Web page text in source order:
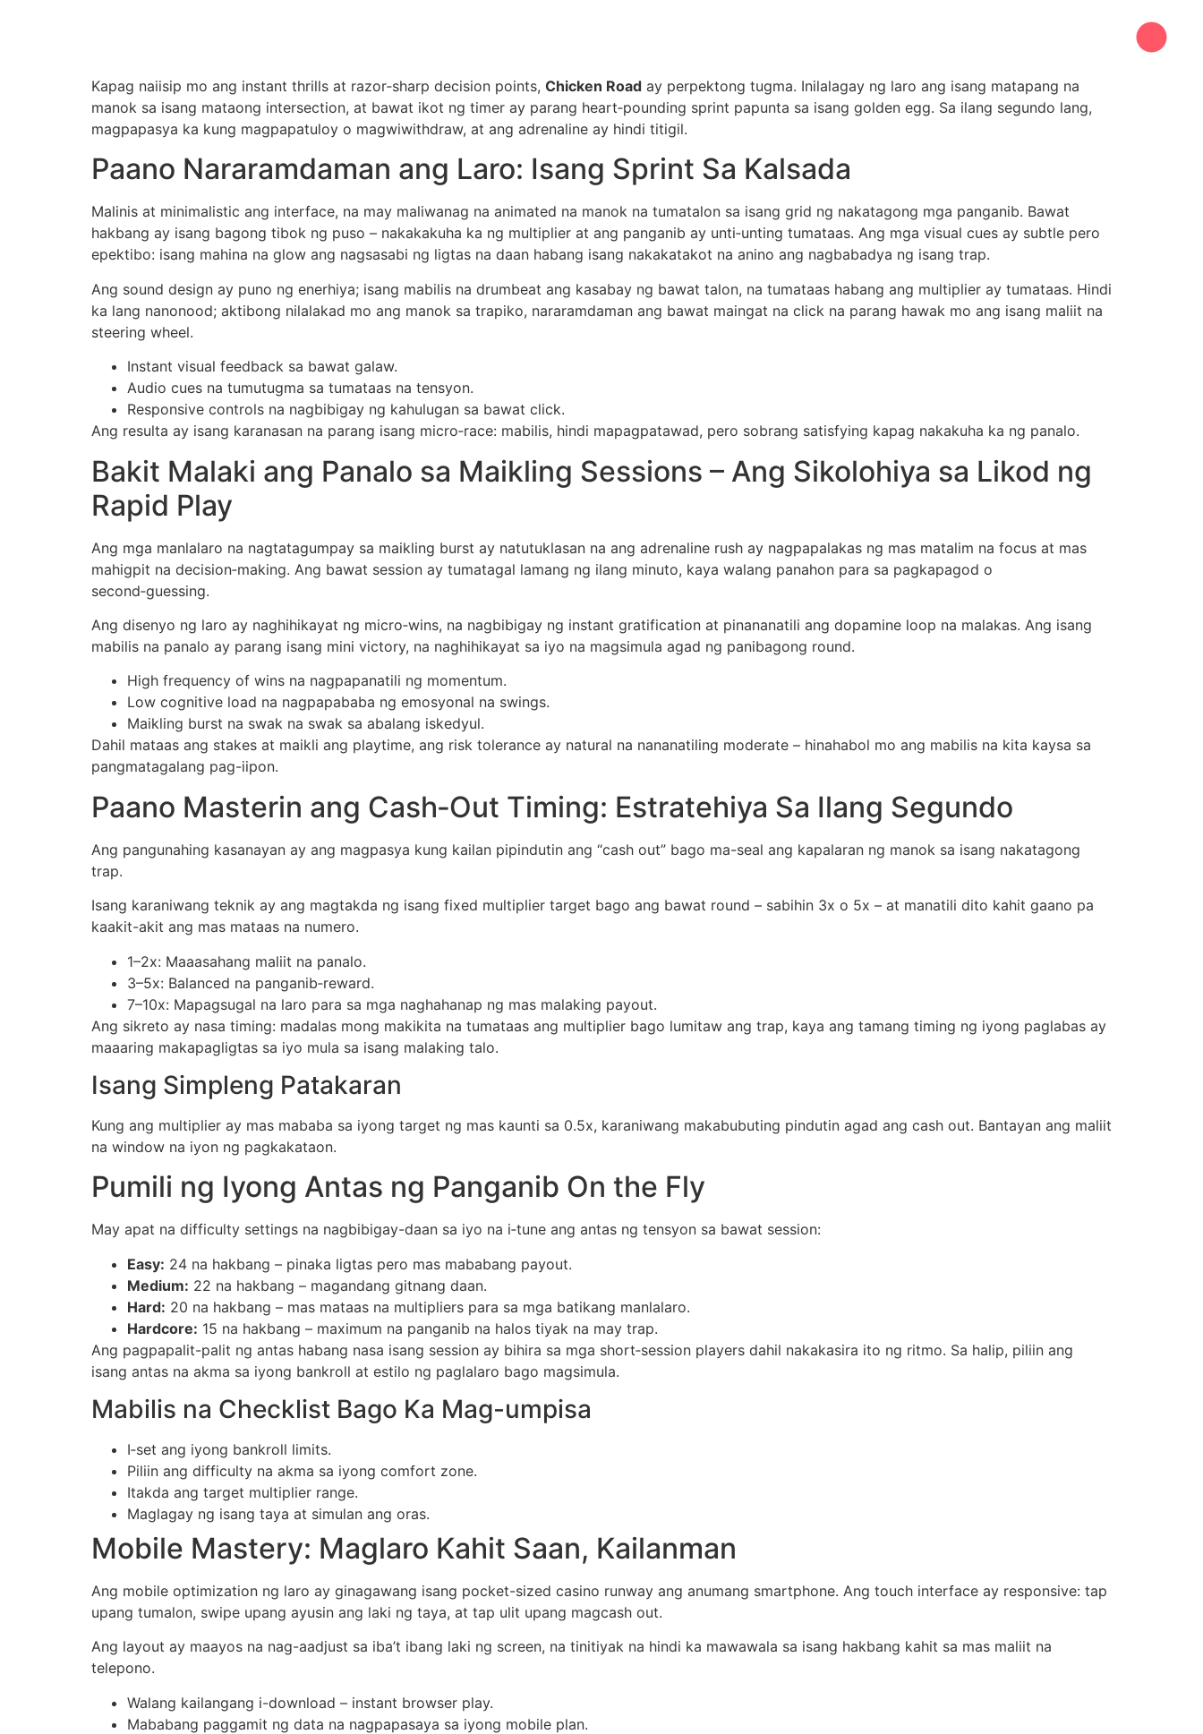
Kapag naiisip mo ang instant thrills at razor‑sharp decision points, Chicken Road ay perpektong tugma. Inilalagay ng laro ang isang matapang na
manok sa isang mataong intersection, at bawat ikot ng timer ay parang heart‑pounding sprint papunta sa isang golden egg. Sa ilang segundo lang,
magpapasya ka kung magpapatuloy o magwiwithdraw, at ang adrenaline ay hindi titigil.
Paano Nararamdaman ang Laro: Isang Sprint Sa Kalsada
Malinis at minimalistic ang interface, na may maliwanag na animated na manok na tumatalon sa isang grid ng nakatagong mga panganib. Bawat
hakbang ay isang bagong tibok ng puso – nakakakuha ka ng multiplier at ang panganib ay unti‑unting tumataas. Ang mga visual cues ay subtle pero
epektibo: isang mahina na glow ang nagsasabi ng ligtas na daan habang isang nakakatakot na anino ang nagbabadya ng isang trap.
Ang sound design ay puno ng enerhiya; isang mabilis na drumbeat ang kasabay ng bawat talon, na tumataas habang ang multiplier ay tumataas. Hindi
ka lang nanonood; aktibong nilalakad mo ang manok sa trapiko, nararamdaman ang bawat maingat na click na parang hawak mo ang isang maliit na
steering wheel.
Instant visual feedback sa bawat galaw.
Audio cues na tumutugma sa tumataas na tensyon.
Responsive controls na nagbibigay ng kahulugan sa bawat click.
Ang resulta ay isang karanasan na parang isang micro‑race: mabilis, hindi mapagpatawad, pero sobrang satisfying kapag nakakuha ka ng panalo.
Bakit Malaki ang Panalo sa Maikling Sessions – Ang Sikolohiya sa Likod ng
Rapid Play
Ang mga manlalaro na nagtatagumpay sa maikling burst ay natutuklasan na ang adrenaline rush ay nagpapalakas ng mas matalim na focus at mas
mahigpit na decision‑making. Ang bawat session ay tumatagal lamang ng ilang minuto, kaya walang panahon para sa pagkapagod o
second‑guessing.
Ang disenyo ng laro ay naghihikayat ng micro‑wins, na nagbibigay ng instant gratification at pinananatili ang dopamine loop na malakas. Ang isang
mabilis na panalo ay parang isang mini victory, na naghihikayat sa iyo na magsimula agad ng panibagong round.
High frequency of wins na nagpapanatili ng momentum.
Low cognitive load na nagpapababa ng emosyonal na swings.
Maikling burst na swak na swak sa abalang iskedyul.
Dahil mataas ang stakes at maikli ang playtime, ang risk tolerance ay natural na nananatiling moderate – hinahabol mo ang mabilis na kita kaysa sa
pangmatagalang pag-iipon.
Paano Masterin ang Cash‑Out Timing: Estratehiya Sa Ilang Segundo
Ang pangunahing kasanayan ay ang magpasya kung kailan pipindutin ang “cash out” bago ma-seal ang kapalaran ng manok sa isang nakatagong
trap.
Isang karaniwang teknik ay ang magtakda ng isang fixed multiplier target bago ang bawat round – sabihin 3x o 5x – at manatili dito kahit gaano pa
kaakit-akit ang mas mataas na numero.
1–2x: Maaasahang maliit na panalo.
3–5x: Balanced na panganib‑reward.
7–10x: Mapagsugal na laro para sa mga naghahanap ng mas malaking payout.
Ang sikreto ay nasa timing: madalas mong makikita na tumataas ang multiplier bago lumitaw ang trap, kaya ang tamang timing ng iyong paglabas ay
maaaring makapagligtas sa iyo mula sa isang malaking talo.
Isang Simpleng Patakaran
Kung ang multiplier ay mas mababa sa iyong target ng mas kaunti sa 0.5x, karaniwang makabubuting pindutin agad ang cash out. Bantayan ang maliit
na window na iyon ng pagkakataon.
Pumili ng Iyong Antas ng Panganib On the Fly
May apat na difficulty settings na nagbibigay-daan sa iyo na i‑tune ang antas ng tensyon sa bawat session:
Easy: 24 na hakbang – pinaka ligtas pero mas mababang payout.
Medium: 22 na hakbang – magandang gitnang daan.
Hard: 20 na hakbang – mas mataas na multipliers para sa mga batikang manlalaro.
Hardcore: 15 na hakbang – maximum na panganib na halos tiyak na may trap.
Ang pagpapalit-palit ng antas habang nasa isang session ay bihira sa mga short‑session players dahil nakakasira ito ng ritmo. Sa halip, piliin ang
isang antas na akma sa iyong bankroll at estilo ng paglalaro bago magsimula.
Mabilis na Checklist Bago Ka Mag-umpisa
I‑set ang iyong bankroll limits.
Piliin ang difficulty na akma sa iyong comfort zone.
Itakda ang target multiplier range.
Maglagay ng isang taya at simulan ang oras.
Mobile Mastery: Maglaro Kahit Saan, Kailanman
Ang mobile optimization ng laro ay ginagawang isang pocket-sized casino runway ang anumang smartphone. Ang touch interface ay responsive: tap
upang tumalon, swipe upang ayusin ang laki ng taya, at tap ulit upang magcash out.
Ang layout ay maayos na nag-aadjust sa iba’t ibang laki ng screen, na tinitiyak na hindi ka mawawala sa isang hakbang kahit sa mas maliit na
telepono.
Walang kailangang i-download – instant browser play.
Mababang paggamit ng data na nagpapasaya sa iyong mobile plan.